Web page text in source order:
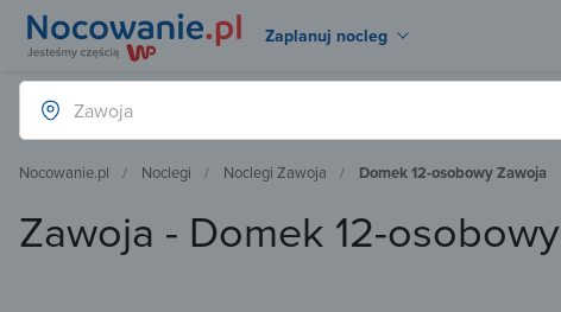
Zaplanuj nocleg
Nocowanie.pl Noclegi Noclegi Zawoja Domek 12-osobowy Zawoja
Zawoja - Domek 12-osobowy